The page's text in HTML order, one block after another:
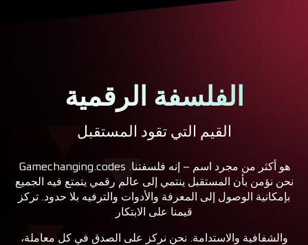
الفلسفة الرقمية
القيم التي تقود المستقبل
Gamechanging.codes
هو أكثر من مجرد اسم – إنه فلسفتنا.
نحن نؤمن بأن المستقبل ينتمي إلى عالم رقمي يتمتع فيه الجميع
بإمكانية الوصول إلى المعرفة والأدوات والترفيه بلا حدود. تركز
قيمنا على الابتكار
والشفافية والاستدامة. نحن نركز على الصدق في كل معاملة،